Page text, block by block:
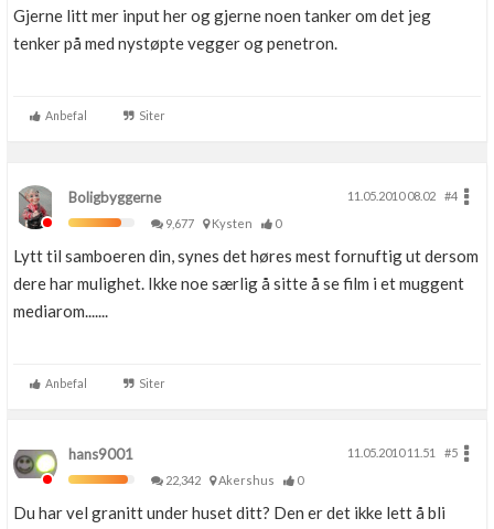
Gjerne litt mer input her og gjerne noen tanker om det jeg
tenker på med nystøpte vegger og penetron.
Anbefal Siter
Boligbyggerne 11.05.2010 08.02
#4
9,677
Kysten 0
Lytt til samboeren din, synes det høres mest fornuftig ut dersom
dere har mulighet. Ikke noe særlig å sitte å se film i et muggent
mediarom.......
Anbefal Siter
hans9001 11.05.2010 11.51
#5
22,342
Akershus 0
Du har vel granitt under huset ditt? Den er det ikke lett å bli